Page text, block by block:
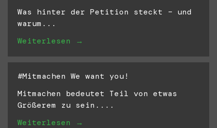
Was hinter der Petition steckt – und
warum...
Weiterlesen →
#Mitmachen We want you!
Mitmachen bedeutet Teil von etwas
Größerem zu sein....
Weiterlesen →